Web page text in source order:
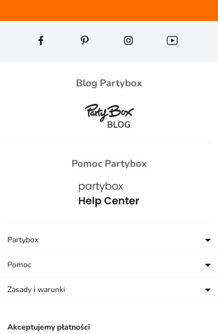
Blog Partybox
Pomoc Partybox
Akceptujemy płatności
Partybox
Pomoc
Zasady i warunki